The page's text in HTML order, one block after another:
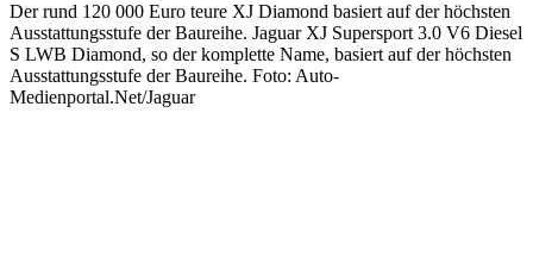
Der rund 120 000 Euro teure XJ Diamond basiert auf der höchsten
Ausstattungsstufe der Baureihe. Jaguar XJ Supersport 3.0 V6 Diesel
S LWB Diamond, so der komplette Name, basiert auf der höchsten
Ausstattungsstufe der Baureihe. Foto: Auto-
Medienportal.Net/Jaguar